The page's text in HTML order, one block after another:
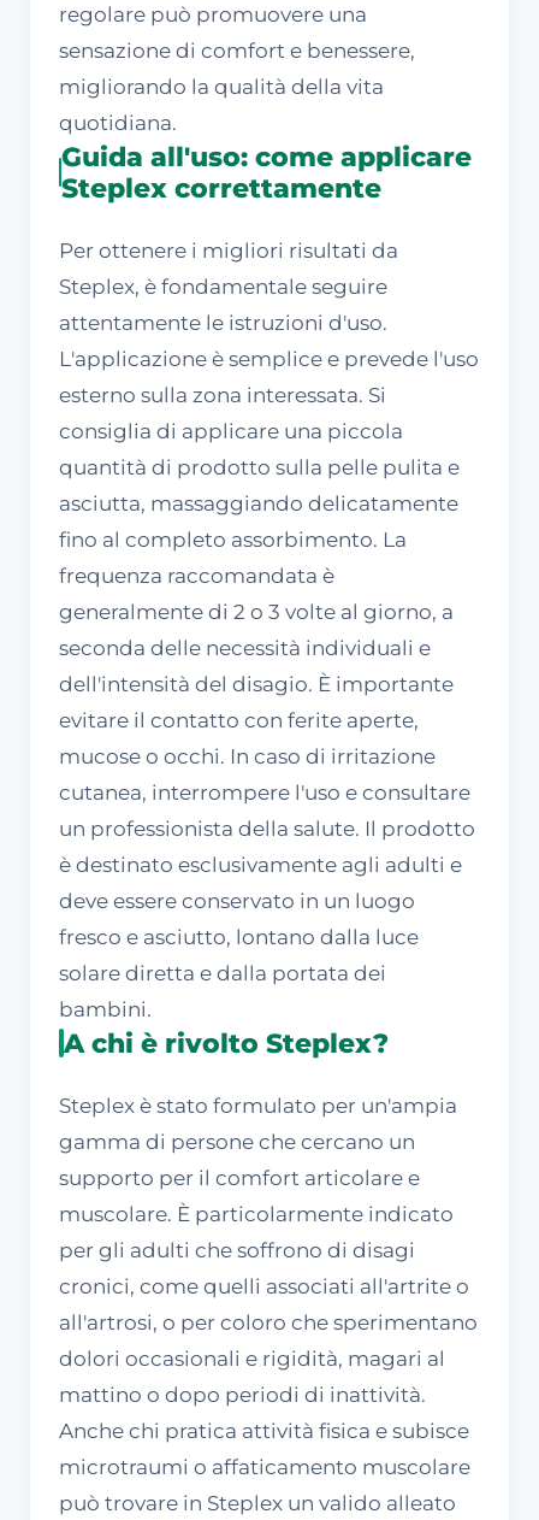
regolare può promuovere una
sensazione di comfort e benessere,
migliorando la qualità della vita
quotidiana.
Guida all'uso: come applicare
Steplex correttamente
Per ottenere i migliori risultati da
Steplex, è fondamentale seguire
attentamente le istruzioni d'uso.
L'applicazione è semplice e prevede l'uso
esterno sulla zona interessata. Si
consiglia di applicare una piccola
quantità di prodotto sulla pelle pulita e
asciutta, massaggiando delicatamente
fino al completo assorbimento. La
frequenza raccomandata è
generalmente di 2 o 3 volte al giorno, a
seconda delle necessità individuali e
dell'intensità del disagio. È importante
evitare il contatto con ferite aperte,
mucose o occhi. In caso di irritazione
cutanea, interrompere l'uso e consultare
un professionista della salute. Il prodotto
è destinato esclusivamente agli adulti e
deve essere conservato in un luogo
fresco e asciutto, lontano dalla luce
solare diretta e dalla portata dei
bambini.
A chi è rivolto Steplex?
Steplex è stato formulato per un'ampia
gamma di persone che cercano un
supporto per il comfort articolare e
muscolare. È particolarmente indicato
per gli adulti che soffrono di disagi
cronici, come quelli associati all'artrite o
all'artrosi, o per coloro che sperimentano
dolori occasionali e rigidità, magari al
mattino o dopo periodi di inattività.
Anche chi pratica attività fisica e subisce
microtraumi o affaticamento muscolare
può trovare in Steplex un valido alleato